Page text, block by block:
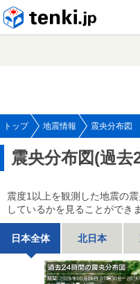
トップ 地震情報 震央分布図
震央分布図(過去
震度1以上を観測した地震の
しているかを見ることができ
日本全体 北日本